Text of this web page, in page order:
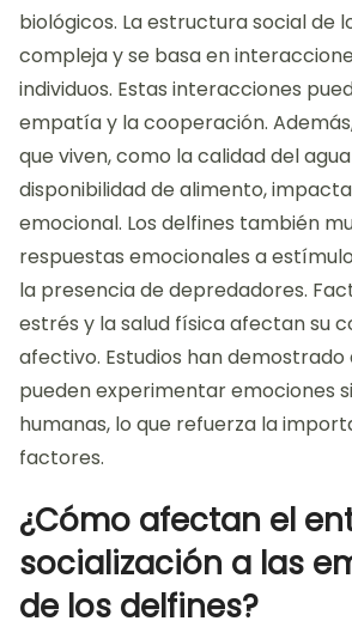
biológicos. La estructura social de
compleja y se basa en
individuos. Estas interacciones
empatía y la cooperación.
que viven, como la calidad del
disponibilidad de alimento,
emocional. Los delfines también
respuestas emocionales a
la presencia de depredadores.
estrés y la salud física afectan su
afectivo. Estudios han demostrado
pueden experimentar emociones
humanas, lo que refuerza la
factores.
¿Cómo afectan el
socialización a las
de los delfines?